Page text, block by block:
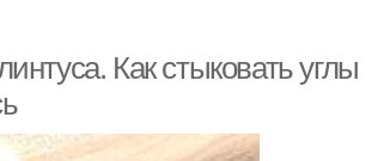
Как стыковать углы